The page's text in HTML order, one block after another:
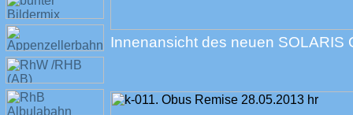
Innenansicht des neuen SOLARIS